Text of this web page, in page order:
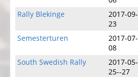
Rally Blekinge
2017-09-
23
Semesterturen
2017-07-
08
South Swedish Rally
2017-05-
25--27